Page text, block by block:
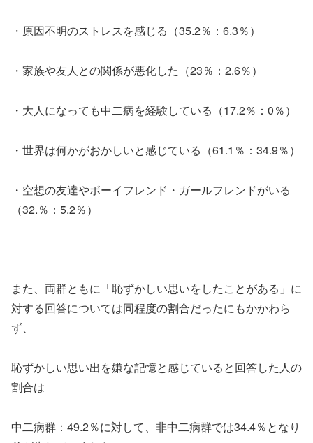
・原因不明のストレスを感じる（35.2％：6.3％）
・家族や友人との関係が悪化した（23％：2.6％）
・大人になっても中二病を経験している（17.2％：0％）
・世界は何かがおかしいと感じている（61.1％：34.9％）
・空想の友達やボーイフレンド・ガールフレンドがいる
（32.％：5.2％）
また、両群ともに「恥ずかしい思いをしたことがある」に
対する回答については同程度の割合だったにもかかわら
ず、
恥ずかしい思い出を嫌な記憶と感じていると回答した人の
割合は
中二病群：49.2％に対して、非中二病群では34.4％となり